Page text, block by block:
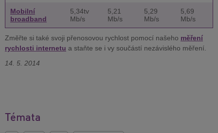
Mobilní
broadband
5,34tv
Mb/s
5,21
Mb/s
5,29
Mb/s
5,69
Mb/s
Změřte si také svoji přenosovou rychlost pomocí našeho měření
rychlosti internetu a staňte se i vy součástí nezávislého měření.
14. 5. 2014
Témata